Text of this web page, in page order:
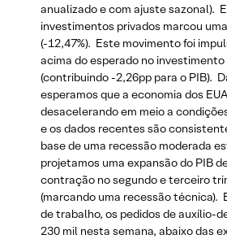
anualizado e com ajuste sazonal).
investimentos privados marcou
(-12,47%). Este movimento foi
acima do esperado no
(contribuindo -2,26pp para o PIB).
esperamos que a economia dos
desacelerando em meio a
e os dados recentes são
base de uma recessão moderada
projetamos uma expansão do PIB
contração no segundo e terceiro
(marcando uma recessão técnica).
de trabalho, os pedidos de auxílio-
230 mil nesta semana, abaixo das